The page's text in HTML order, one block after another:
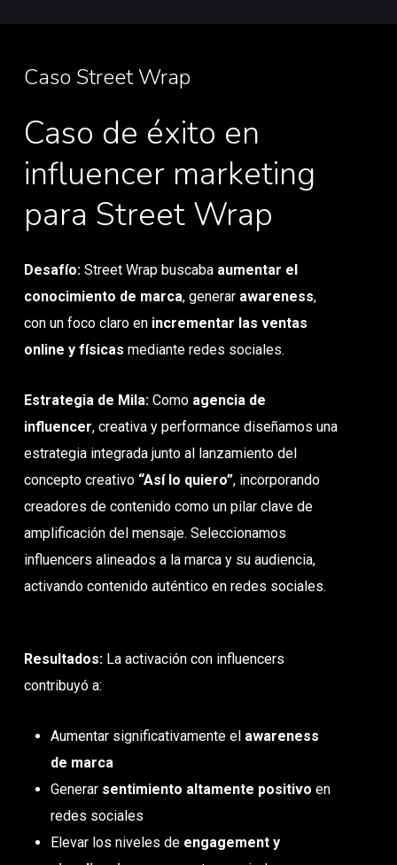
Caso Street Wrap
Caso de éxito en
influencer marketing
para Street Wrap
Desafío:Street Wrap buscaba aumentar el
conocimiento de marca, generar awareness,
con un foco claro en incrementar las ventas
online y físicas mediante redes sociales.
Estrategia de Mila:Como agencia de
influencer, creativa y performance diseñamos una
estrategia integrada junto al lanzamiento del
concepto creativo “Así lo quiero”, incorporando
creadores de contenido como un pilar clave de
amplificación del mensaje. Seleccionamos
influencers alineados a la marca y su audiencia,
activando contenido auténtico en redes sociales.
Resultados: La activación con influencers
contribuyó a:
Aumentar significativamente el awareness
de marca
Generar sentimiento altamente positivo en
redes sociales
Elevar los niveles de engagement y